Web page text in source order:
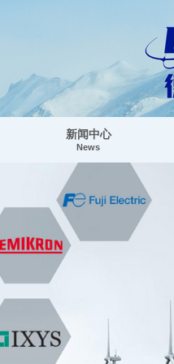
新闻中心
News